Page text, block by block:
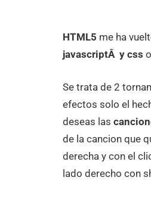
HTML5 me ha
javascriptÂ y css
Se trata de 2
efectos solo el
deseas las
de la cancion que
derecha y con el
lado derecho con